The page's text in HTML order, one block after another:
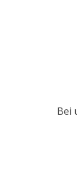
Bei